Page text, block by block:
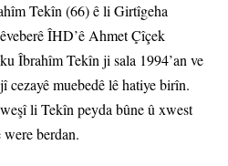
Tekîn (66) ê li Girtîgeha
ÎHD’ê Ahmet Çîçek
Îbrahîm Tekîn ji sala 1994’an ve
cezayê muebedê lê hatiye birîn.
li Tekîn peyda bûne û xwest
berdan.